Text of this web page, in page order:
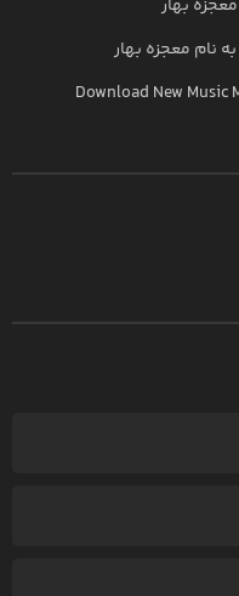
بهار
به نام معجزه بهار
Download New Music